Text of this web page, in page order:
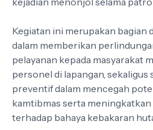
Kegiatan ini merupakan bagian
dalam memberikan
pelayanan kepada masyarakat
personel di lapangan, sekaligus
preventif dalam mencegah
kamtibmas serta
terhadap bahaya kebakaran